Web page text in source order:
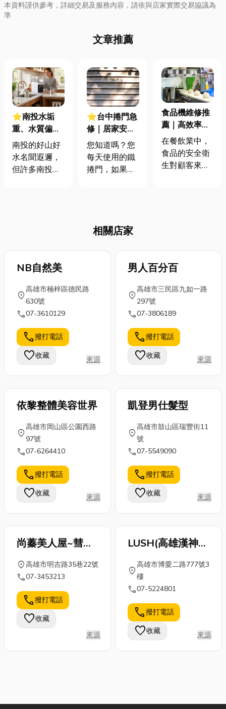
本資料謹供參考，詳細交易及服務內容，請依與店家實際交易協議為
準
文章推薦
⭐南投水垢
重、水質偏
硬？南投淨水
器與飲水機挑
選指南：廚
南投的好山好
水名聞遐邇，
但許多南投在
垢？」 每次洗
熱水瓶都要用
水表面還會浮
著一層白膜，
不僅泡茶泡咖
啡影響口感，
更讓人擔心喝
下去會不會影
響健康。其
實，這與當地
的...
⭐台中捲門急
修｜居家安全
警報！鐵捲門
變「夾手危
機」？秒懂防
您知道嗎？您
每天使用的鐵
捲門，如果不
居家風險。本
面解析鐵捲門
防夾原理、鐵
價格，以及現
法規對「捲門
防夾」功能的
要求，除此之
外，小編還會
提供給台中地
區的朋友有關
台...
食品機維修推
薦｜高效率與
高效能的機具
提升了產能
在餐飲業中，
食品的安全衛
生對顧客來說
引發顧客身體
不適，更會損
害店家的商譽
與信譽。為了
作過程安全，
的原料外，機
器設備的清潔
與正常運作也
相關店家
NB自然美
location_on
高雄市楠梓區德民路
630號
call07-3610129
call撥打電話
favorite收藏 來源
男人百分百
location_on
高雄市三民區九如一路
297號
call07-3806189
call撥打電話
favorite收藏 來源
依黎整體美容世界
location_on
高雄市岡山區公園西路
97號
call07-6264410
call撥打電話
favorite收藏 來源
凱登男仕髮型
location_on
高雄市鼓山區瑞豐街11
號
call07-5549090
call撥打電話
favorite收藏 來源
尚蓁美人屋~彗媛
新娘秘書
location_on高雄市明吉路35巷22號
call07-3453213
call撥打電話
favorite收藏
來源
LUSH(高雄漢神巨
蛋廣場)
location_on
高雄市博愛二路777號3
樓
call07-5224801
call撥打電話
favorite收藏 來源